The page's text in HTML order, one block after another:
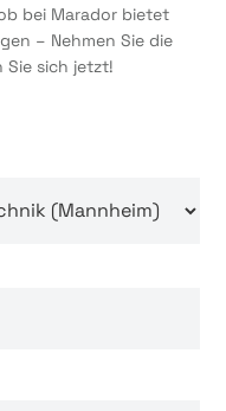
bei Marador bietet
– Nehmen Sie die
Sie sich jetzt!